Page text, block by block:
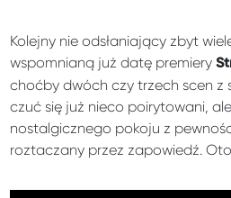
Kolejny nie odsłaniający zbyt
wspomnianą już datę premiery
choćby dwóch czy trzech scen z
czuć się już nieco poirytowani,
nostalgicznego pokoju z
roztaczany przez zapowiedź.